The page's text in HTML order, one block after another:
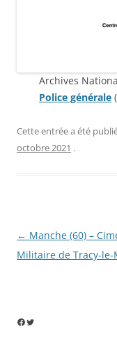
Archives
Police générale
Cette entrée a été
octobre 2021 .
Navigation
des
← Manche (60) –
Militaire de Tracy-le-
Facebook
Twitter